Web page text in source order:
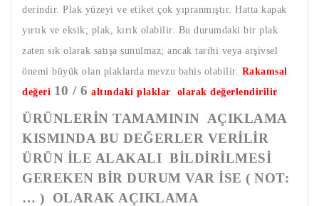
derindir. Plak yüzeyi ve etiket çok yıpranmıştır. Hatta kapak
yırtık ve eksik; plak, kırık olabilir. Bu durumdaki bir plak
zaten sık olarak satışa sunulmaz; ancak tarihi veya arşivsel
önemi büyük olan plaklarda mevzu bahis olabilir. Rakamsal
değeri 10 / 6 altındaki plaklar olarak değerlendirilir
ÜRÜNLERİN TAMAMININ AÇIKLAMA
KISMINDA BU DEĞERLER VERİLİR
ÜRÜN İLE ALAKALI BİLDİRİLMESİ
GEREKEN BİR DURUM VAR İSE ( NOT:
… ) OLARAK AÇIKLAMA